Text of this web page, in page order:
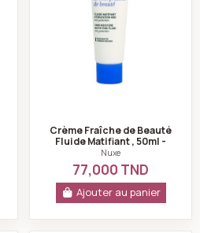
Crème Fraîche de Beauté
Fluide Matifiant , 50ml -
Nuxe
Nuxe
77,000 TND
Ajouter au panier